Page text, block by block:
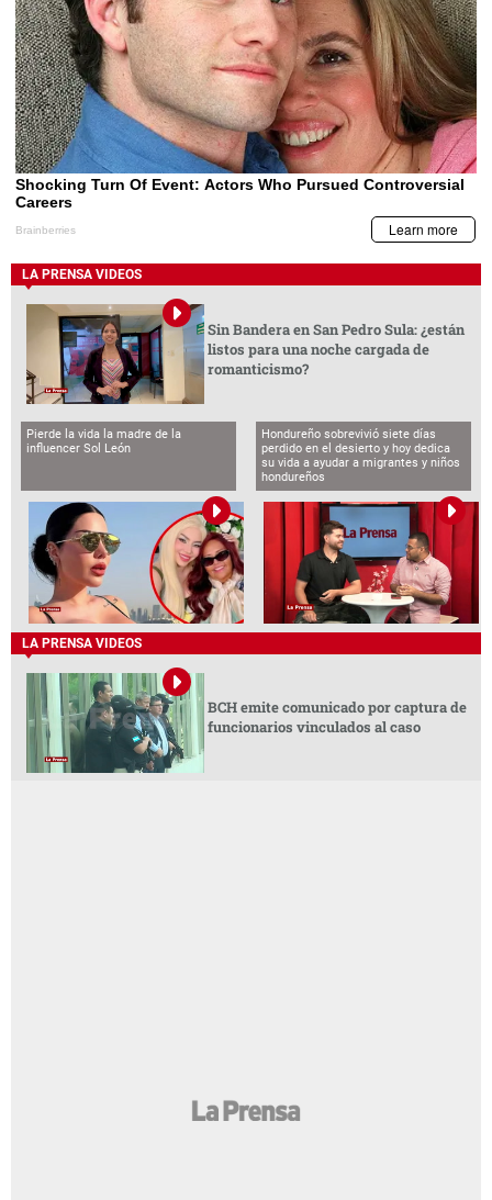
LA PRENSA VIDEOS
Sin Bandera en San Pedro Sula: ¿están
listos para una noche cargada de
romanticismo?
Pierde la vida la madre de la
influencer Sol León
Hondureño sobrevivió siete días
perdido en el desierto y hoy dedica
su vida a ayudar a migrantes y niños
hondureños
LA PRENSA VIDEOS
BCH emite comunicado por captura de
funcionarios vinculados al caso